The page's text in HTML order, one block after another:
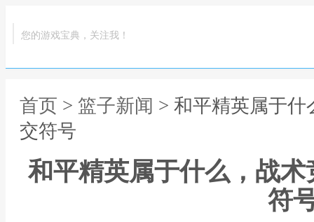
您的游戏宝典，关注我！
首页 > 篮子新闻 > 和平精英属于
交符号
和平精英属于什么，战
符